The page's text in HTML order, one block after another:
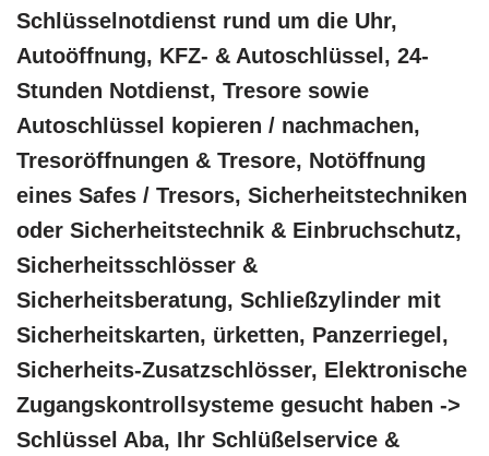
Schlüsselnotdienst rund um die Uhr,
Autoöffnung, KFZ- & Autoschlüssel, 24-
Stunden Notdienst, Tresore sowie
Autoschlüssel kopieren / nachmachen,
Tresoröffnungen & Tresore, Notöffnung
eines Safes / Tresors, Sicherheitstechniken
oder Sicherheitstechnik & Einbruchschutz,
Sicherheitsschlösser &
Sicherheitsberatung, Schließzylinder mit
Sicherheitskarten, ürketten, Panzerriegel,
Sicherheits-Zusatzschlösser, Elektronische
Zugangskontrollsysteme gesucht haben ->
Schlüssel Aba, Ihr Schlüßelservice &